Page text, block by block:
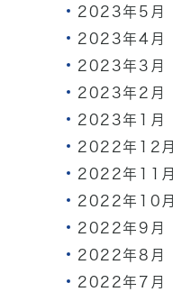
2023年5月
2023年4月
2023年3月
2023年2月
2023年1月
2022年12月
2022年11月
2022年10月
2022年9月
2022年8月
2022年7月